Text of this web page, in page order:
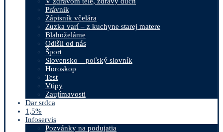
Právnik
Zápisník včelára
Zuzka varí – z kuchyne starej matere
Blahoželáme
Odišli od nás
Šport
Slovensko – poľský slovník
Horoskop
Test
Vtipy
Zaujímavosti
Dar srdca
1,5%
Infoservis
Pozvánky na podujatia